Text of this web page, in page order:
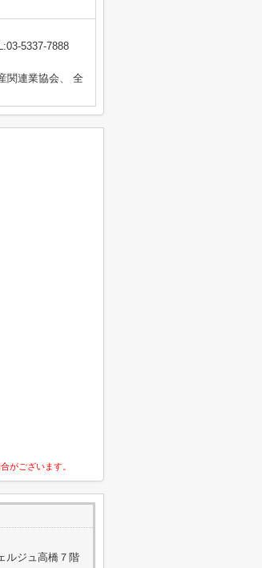
5337-7888
関連業協会、 全
がございます。
ルジュ高橋７階